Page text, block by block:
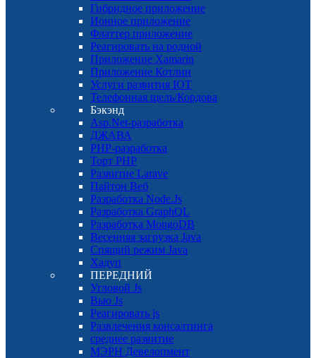
Гибридное приложение
Ионное приложение
Флаттер приложение
Реагировать на родной
Приложение Xamarin
Приложение Котлин
Услуги развития IOT
Телефонная щель/Кордова
Бэкэнд
Asp.Net-разработка
ДЖАВА
PHP-разработка
Торт PHP
Развитие Larave
Пайтон Веб
Разработка Node.Js
Разработка GraphQL
Разработка MongoDB
Весенняя загрузка Java
Спящий режим Java
Хадуп
ПЕРЕДНИЙ
Угловой Js
Вью Js
Реагировать js
Развлечения консалтинга
среднее развитие
МЭРН Девелопмент